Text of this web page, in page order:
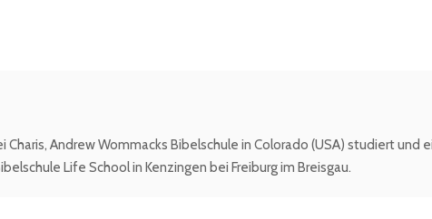
Charis, Andrew Wommacks Bibelschule in Colorado (USA) studiert und
Life School in Kenzingen bei Freiburg im Breisgau.